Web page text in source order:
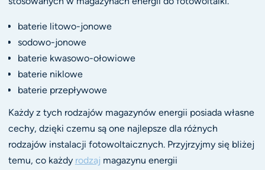
baterie litowo-jonowe
sodowo-jonowe
baterie kwasowo-ołowiowe
baterie niklowe
baterie przepływowe
Każdy z tych rodzajów magazynów energii posiada własne
cechy, dzięki czemu są one najlepsze dla różnych
rodzajów instalacji fotowoltaicznych. Przyjrzyjmy się bliżej
temu, co każdy rodzaj magazynu energii